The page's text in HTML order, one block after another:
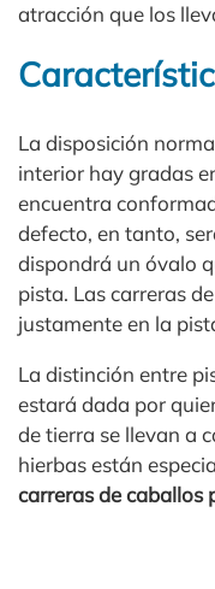
atracción que los
La disposición
interior hay gradas
encuentra
defecto, en tanto,
dispondrá un óvalo
pista. Las carreras
justamente en la
La distinción entre
estará dada por
de tierra se llevan a
hierbas están
carreras de caballos